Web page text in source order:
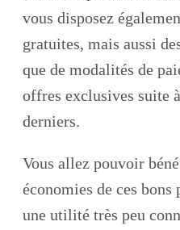
vous disposez
gratuites, mais aussi
que de modalités de
offres exclusives suite
derniers.
Vous allez pouvoir
économies de ces bons
une utilité très peu